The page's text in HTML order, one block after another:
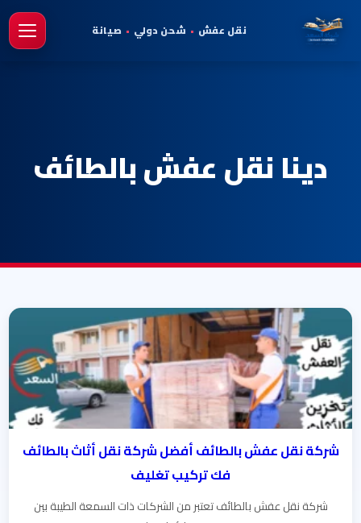
نقل عفش • شحن دولي • صيانة
دينا نقل عفش بالطائف
شركة نقل عفش بالطائف أفضل شركة نقل أثاث بالطائف
فك تركيب تغليف
شركة نقل عفش بالطائف تعتبر من الشركات ذات السمعة الطيبة بين